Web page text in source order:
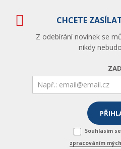
CHCETE
Z odebírání novinek se
nikdy
Souhlasím
zpracováním